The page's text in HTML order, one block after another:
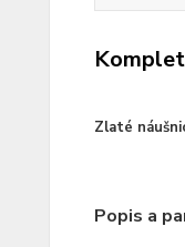
Zlaté
Popis a